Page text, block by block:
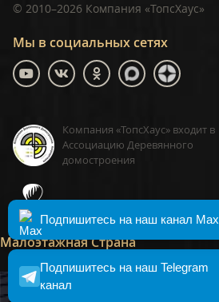
Мы в социальных сетях
Компания «ТопсХаус» входит в
Ассоциацию Деревянного
домостроения
Малоэтажная Страна
© 2010–2026 Компания «ТопсХаус»
Подпишитесь на наш Telegram
канал
Подпишитесь на наш канал Max